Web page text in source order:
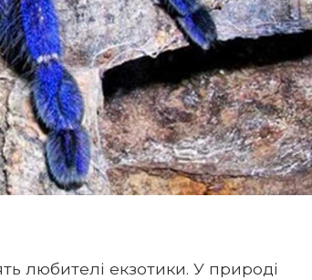
любителі екзотики. У природі